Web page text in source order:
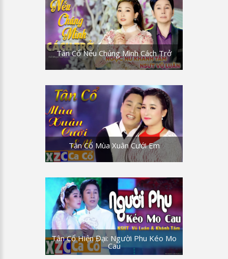
Tân Cổ Nếu Chúng Mình Cách Trở
Tân Cổ Mùa Xuân Cưới Em
Tân Cổ Hiện Đại: Người Phu Kéo Mo
Cau